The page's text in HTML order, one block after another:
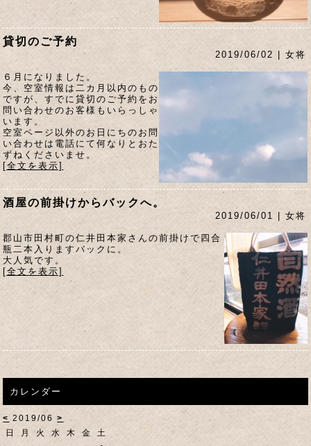
貸切のご予約
2019/06/02 | 女将
６月になりました。
今、空室情報は二カ月以内のもの
ですが、すでに貸切のご予約をお
問い合わせのお客様もいらっしゃ
います。
空室ページ以外のお日にちのお問
い合わせは電話にて何なりとおた
ずねくださいませ。
[全文を表示]
酒屋の前掛けからバックへ。
2019/06/01 | 女将
郡山市田村町の仁井田本家さんの前掛けで四合
瓶二本入りますバックに。
大人気です。
[全文を表示]
カレンダー
< 2019/06>
日
月 火 水 木 金
土